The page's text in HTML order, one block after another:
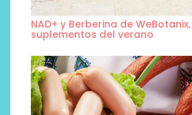
NAD+ y Berberina de
suplementos del verano